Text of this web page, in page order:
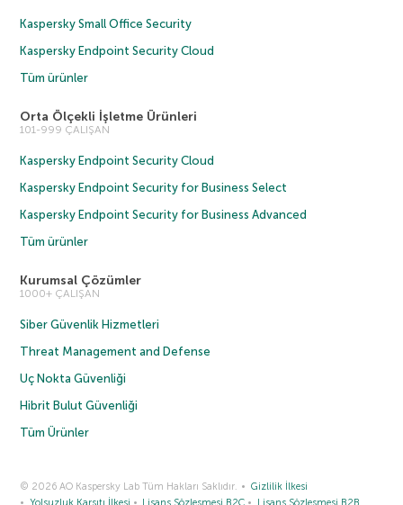
Kaspersky Small Office Security
Kaspersky Endpoint Security Cloud
Tüm ürünler
Orta Ölçekli İşletme Ürünleri
101-999 ÇALIŞAN
Kaspersky Endpoint Security Cloud
Kaspersky Endpoint Security for Business Select
Kaspersky Endpoint Security for Business Advanced
Tüm ürünler
Kurumsal Çözümler
1000+ ÇALIŞAN
Siber Güvenlik Hizmetleri
Threat Management and Defense
Uç Nokta Güvenliği
Hibrit Bulut Güvenliği
Tüm Ürünler
© 2026 AO Kaspersky Lab Tüm Hakları Saklıdır.
Gizlilik İlkesi
Yolsuzluk Karşıtı İlkesi
Lisans Sözleşmesi B2C Lisans Sözleşmesi B2B